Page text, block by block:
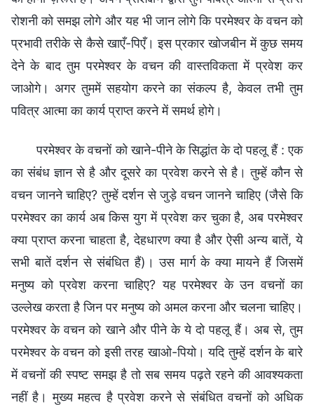
रोशनी को समझ लोगे और यह भी जान लोगे कि परमेश्वर के वचन को
प्रभावी तरीके से कैसे खाएँ-पिएँ। इस प्रकार खोजबीन में कुछ समय
देने के बाद तुम परमेश्वर के वचन की वास्तविकता में प्रवेश कर
जाओगे। अगर तुममें सहयोग करने का संकल्प है, केवल तभी तुम
पवित्र आत्मा का कार्य प्राप्त करने में समर्थ होगे।
परमेश्वर के वचनों को खाने-पीने के सिद्धांत के दो पहलू हैं : एक
का संबंध ज्ञान से है और दूसरे का प्रवेश करने से है। तुम्हें कौन से
वचन जानने चाहिए? तुम्हें दर्शन से जुड़े वचन जानने चाहिए (जैसे कि
परमेश्वर का कार्य अब किस युग में प्रवेश कर चुका है, अब परमेश्वर
क्या प्राप्त करना चाहता है, देहधारण क्या है और ऐसी अन्य बातें, ये
सभी बातें दर्शन से संबंधित हैं)। उस मार्ग के क्या मायने हैं जिसमें
मनुष्य को प्रवेश करना चाहिए? यह परमेश्वर के उन वचनों का
उल्लेख करता है जिन पर मनुष्य को अमल करना और चलना चाहिए।
परमेश्वर के वचन को खाने और पीने के ये दो पहलू हैं। अब से, तुम
परमेश्वर के वचन को इसी तरह खाओ-पियो। यदि तुम्हें दर्शन के बारे
में वचनों की स्पष्ट समझ है तो सब समय पढ़ते रहने की आवश्यकता
नहीं है। मुख्य महत्व है प्रवेश करने से संबंधित वचनों को अधिक